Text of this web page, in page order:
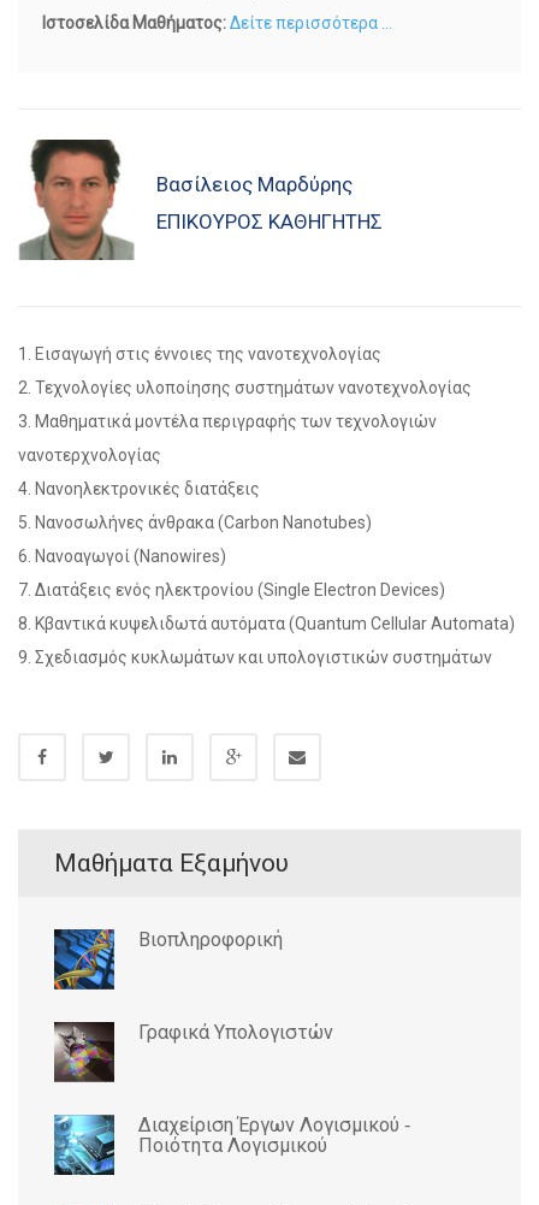
Ιστοσελίδα Μαθήματος:Δείτε περισσότερα ...
Βασίλειος Μαρδύρης
ΕΠΊΚΟΥΡΟΣ ΚΑΘΗΓΗΤΉΣ
1. Εισαγωγή στις έννοιες της νανοτεχνολογίας
2. Τεχνολογίες υλοποίησης συστημάτων νανοτεχνολογίας
3. Μαθηματικά μοντέλα περιγραφής των τεχνολογιών
νανοτερχνολογίας
4. Νανοηλεκτρονικές διατάξεις
5. Νανοσωλήνες άνθρακα (Carbon Nanotubes)
6. Νανοαγωγοί (Nanowires)
7. Διατάξεις ενός ηλεκτρονίου (Single Electron Devices)
8. Κβαντικά κυψελιδωτά αυτόματα (Quantum Cellular Automata)
9. Σχεδιασμός κυκλωμάτων και υπολογιστικών συστημάτων
Μαθήματα Εξαμήνου
Βιοπληροφορική
Γραφικά Υπολογιστών
Διαχείριση Έργων Λογισμικού ‐
Ποιότητα Λογισμικού